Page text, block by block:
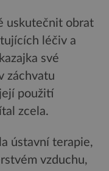
uskutečnit obrat
léčiv a
své
záchvatu
použití
zcela.
ústavní terapie,
vzduchu,